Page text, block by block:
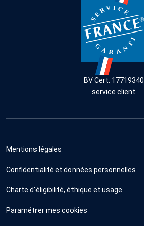
BV Cert. 17719340
service client
Mentions légales
Confidentialité et données personnelles
Charte d'éligibilité, éthique et usage
Paramétrer mes cookies